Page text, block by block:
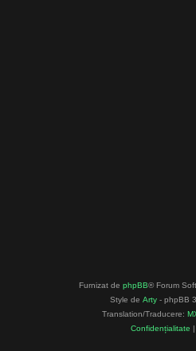
Furnizat de phpBB® Forum
Style de Arty - phpBB
Translation/Traducere:
Confidențialitate |